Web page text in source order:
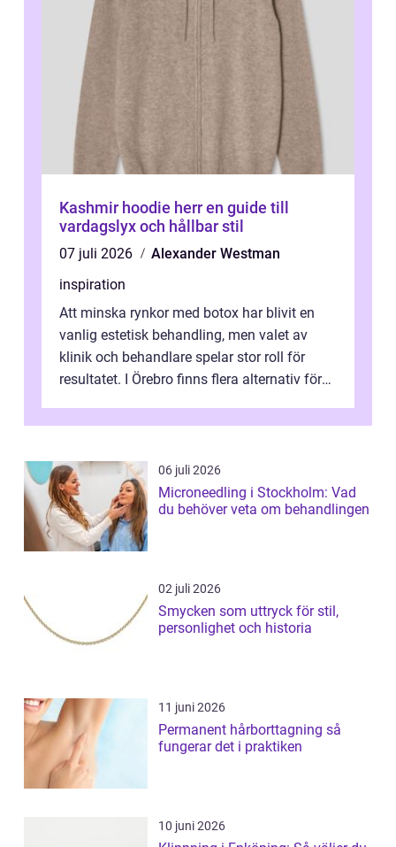
Kashmir hoodie herr en guide till
vardagslyx och hållbar stil
07 juli 2026
Alexander Westman
inspiration
Att minska rynkor med botox har blivit en
vanlig estetisk behandling, men valet av
klinik och behandlare spelar stor roll för
resultatet. I Örebro finns flera alternativ för
06 juli 2026
Microneedling i Stockholm: Vad
du behöver veta om behandlingen
02 juli 2026
Smycken som uttryck för stil,
personlighet och historia
11 juni 2026
Permanent hårborttagning så
fungerar det i praktiken
10 juni 2026